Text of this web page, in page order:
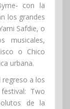
con la
los grandes
Safdie, o
musicales,
o Chico
urbana.
regreso a los
Two
de la